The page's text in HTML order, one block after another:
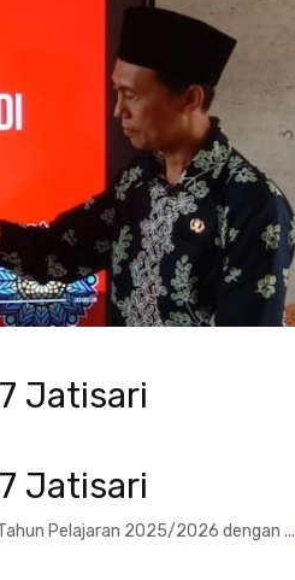
Jatisari
Jatisari
Pelajaran 2025/2026 dengan ...